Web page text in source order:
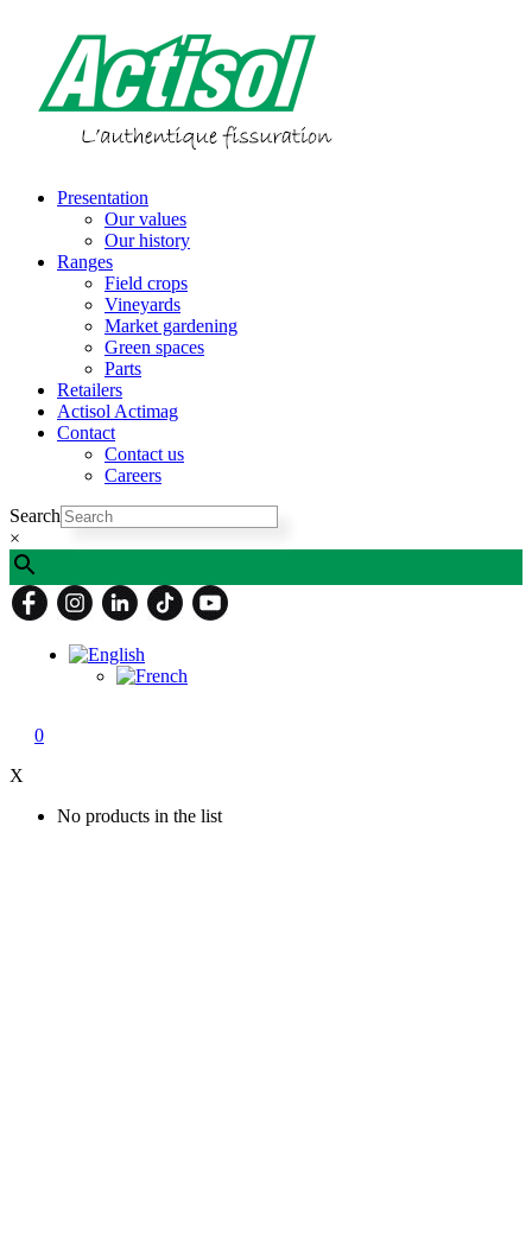
content
Presentation
Our values
Our history
Ranges
Field crops
Vineyards
Market gardening
Green spaces
Parts
Retailers
Actisol Actimag
Contact
Contact us
Careers
Search
×
0
X
No products in the list